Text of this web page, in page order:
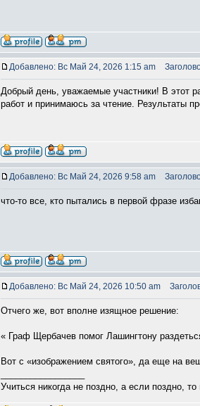
Добавлено: Вс Май 24, 2026 1:15 am
Добрый день, уважаемые участники! В этот
работ и принимаюсь за чтение. Результаты
Добавлено: Вс Май 24, 2026 9:58 am
что-то все, кто пытались в первой фразе
Добавлено: Вс Май 24, 2026 10:50 am
Отчего же, вот вполне изящное решение:
« Граф Щербачев помог Лашингтону
Вот с «изображением святого», да еще на
Учиться никогда не поздно, а если поздно,